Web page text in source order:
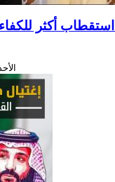
أكثر
الأحد، 30 ماي،